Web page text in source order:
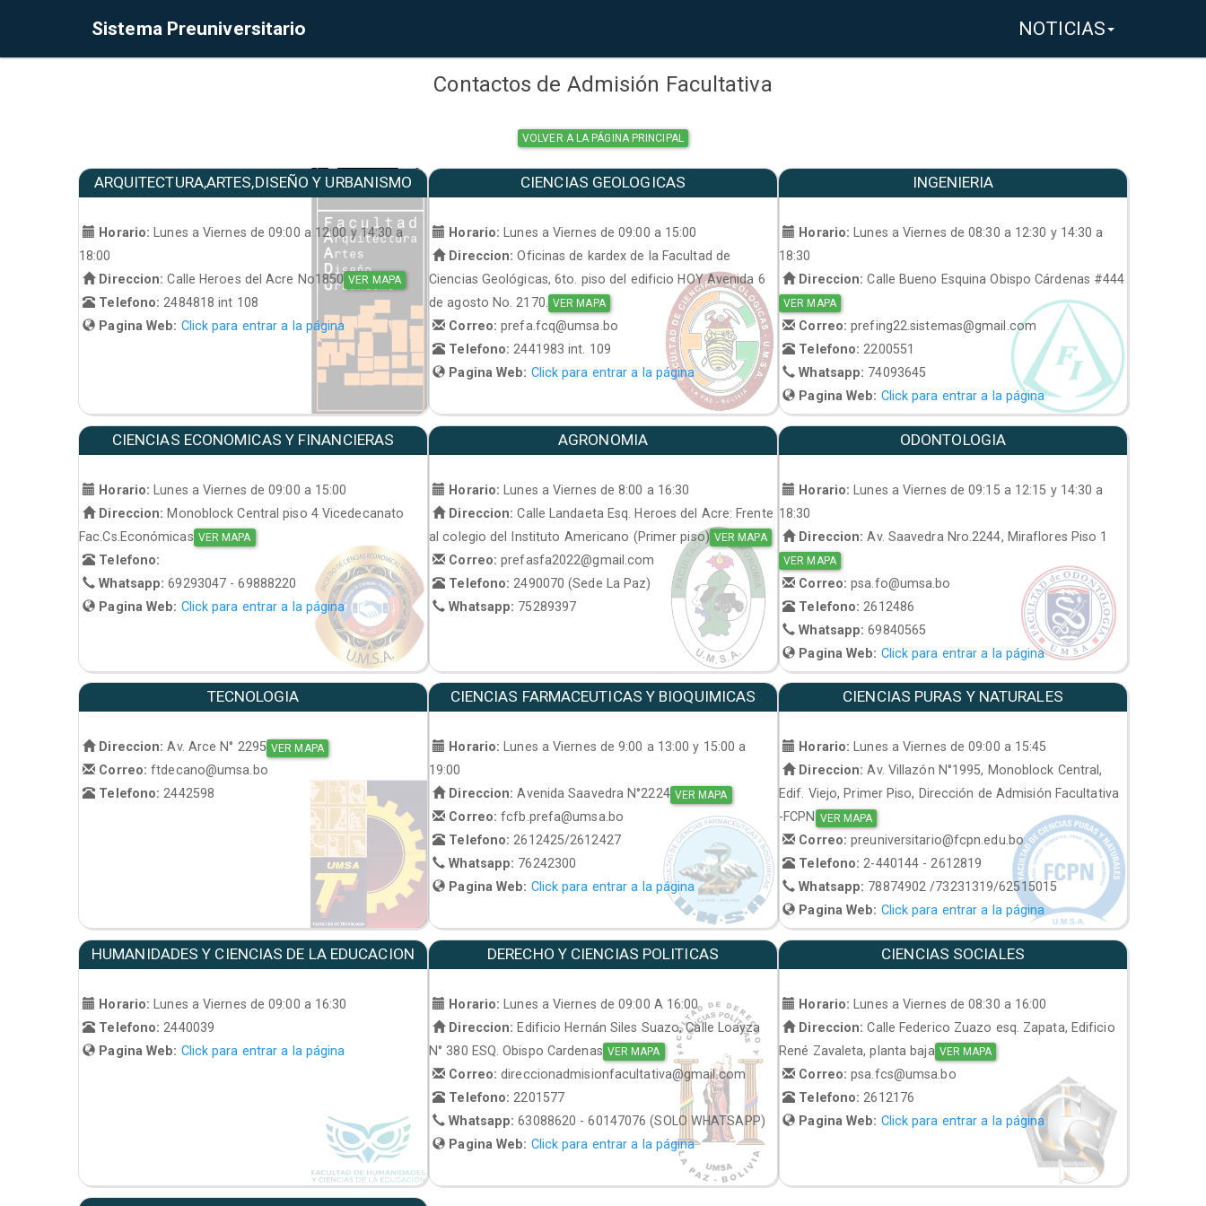
Sistema Preuniversitario NOTICIAS
Contactos de Admisión Facultativa
VOLVER A LA PÁGINA PRINCIPAL
ARQUITECTURA,ARTES,DISEÑO Y URBANISMO
Horario:
Lunes a Viernes de 09:00 a 12:00 y 14:30 a
18:00
Direccion: Calle Heroes del Acre No1850 VER MAPA
Telefono: 2484818 int 108
Pagina Web: Click para entrar a la página
CIENCIAS GEOLOGICAS
Horario:
Lunes a Viernes de 09:00 a 15:00
Direccion: Oficinas de kardex de la Facultad de
Ciencias Geológicas, 6to. piso del edificio HOY Avenida 6
de agosto No. 2170.
VER MAPA
Correo:prefa.fcq@umsa.bo
Telefono: 2441983 int. 109
Pagina Web: Click para entrar a la página
INGENIERIA
Horario:
Lunes a Viernes de 08:30 a 12:30 y 14:30 a
18:30
Direccion: Calle Bueno Esquina Obispo Cárdenas #444
VER MAPA
Correo:prefing22.sistemas@gmail.com
Telefono: 2200551
Whatsapp: 74093645
Pagina Web: Click para entrar a la página
CIENCIAS ECONOMICAS Y FINANCIERAS
Horario:
Lunes a Viernes de 09:00 a 15:00
Direccion: Monoblock Central piso 4 Vicedecanato
Fac.Cs.Económicas VER MAPA
Telefono:
Whatsapp:69293047 - 69888220
Pagina Web: Click para entrar a la página
AGRONOMIA
Horario:
Lunes a Viernes de 8:00 a 16:30
Direccion: Calle Landaeta Esq. Heroes del Acre: Frente
al colegio del Instituto Americano (Primer piso) VER MAPA
Correo:prefasfa2022@gmail.com
Telefono: 2490070 (Sede La Paz)
Whatsapp: 75289397
ODONTOLOGIA
Horario:
Lunes a Viernes de 09:15 a 12:15 y 14:30 a
18:30
Direccion: Av. Saavedra Nro.2244, Miraflores Piso 1
VER MAPA
Correo:psa.fo@umsa.bo
Telefono: 2612486
Whatsapp:69840565
Pagina Web: Click para entrar a la página
TECNOLOGIA
Direccion: Av. Arce N° 2295 VER MAPA
Correo:ftdecano@umsa.bo
Telefono:2442598
CIENCIAS FARMACEUTICAS Y BIOQUIMICAS
Horario: Lunes a Viernes de 9:00 a 13:00 y 15:00 a
19:00
Direccion: Avenida Saavedra N°2224 VER MAPA
Correo:fcfb.prefa@umsa.bo
Telefono:2612425/2612427
Whatsapp: 76242300
Pagina Web: Click para entrar a la página
CIENCIAS PURAS Y NATURALES
Horario: Lunes a Viernes de 09:00 a 15:45
Direccion: Av. Villazón N°1995, Monoblock Central,
Edif. Viejo, Primer Piso, Dirección de Admisión Facultativa
-FCPN VER MAPA
Correo:preuniversitario@fcpn.edu.bo
Telefono:2-440144 - 2612819
Whatsapp: 78874902 /73231319/62515015
Pagina Web: Click para entrar a la página
HUMANIDADES Y CIENCIAS DE LA EDUCACION
Horario:
Lunes a Viernes de 09:00 a 16:30
Telefono: 2440039
Pagina Web: Click para entrar a la página
DERECHO Y CIENCIAS POLITICAS
Horario:
Lunes a Viernes de 09:00 A 16:00
Direccion: Edificio Hernán Siles Suazo, Calle Loayza
N° 380 ESQ. Obispo Cardenas VER MAPA
Correo:direccionadmisionfacultativa@gmail.com
Telefono: 2201577
Whatsapp:63088620 - 60147076 (SOLO WHATSAPP)
Pagina Web: Click para entrar a la página
CIENCIAS SOCIALES
Horario:
Lunes a Viernes de 08:30 a 16:00
Direccion: Calle Federico Zuazo esq. Zapata, Edificio
René Zavaleta, planta baja VER MAPA
Correo:psa.fcs@umsa.bo
Telefono: 2612176
Pagina Web: Click para entrar a la página